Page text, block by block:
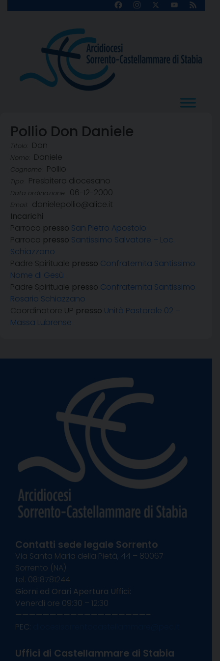
FacebookInstagram
X
YouTube
Feed
Pollio Don Daniele
Titolo: Don
Nome: Daniele
Cognome: Pollio
Tipo: Presbitero diocesano
Data ordinazione: 06-12-2000
Email:
danielepollio@alice.it
Incarichi
Parroco presso San Pietro Apostolo
Parroco presso Santissimo Salvatore – Loc.
Schiazzano
Padre Spirituale presso Confraternita Santissimo
Nome di Gesù
Padre Spirituale presso Confraternita Santissimo
Rosario Schiazzano
Coordinatore UP presso Unità Pastorale 02 –
Massa Lubrense
Contatti sede legale Sorrento
Via Santa Maria della Pietà, 44 – 80067
Sorrento (NA)
tel. 0818781244
Giorni ed Orari Apertura Uffici:
Venerdì ore 09:30 – 12:30
———————————————————–
PEC:
Uffici di Castellammare di Stabia